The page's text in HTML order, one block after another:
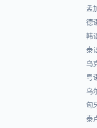
孟
德
韩
泰
乌
粤
乌
匈
泰